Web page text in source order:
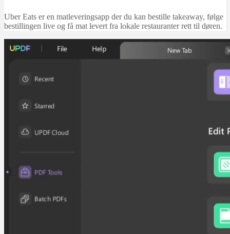
Uber Eats er en matleveringsapp der du kan bestille takeaway, følge
bestillingen live og få mat levert fra lokale restauranter rett til døren.